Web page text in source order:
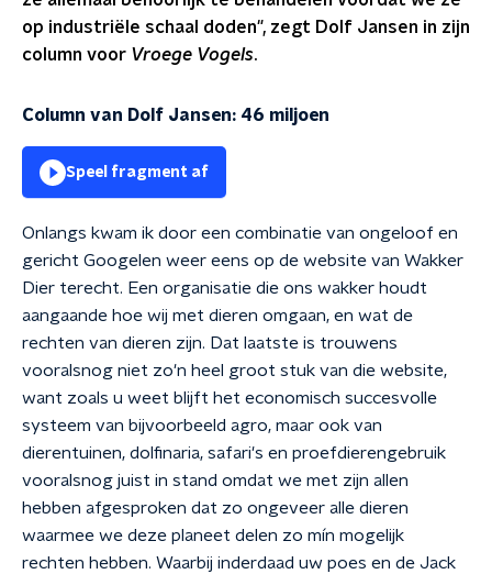
op industriële schaal doden", zegt Dolf Jansen in zijn
column voor Vroege Vogels.
Column van Dolf Jansen: 46 miljoen
Speel fragment af
Onlangs kwam ik door een combinatie van ongeloof en
gericht Googelen weer eens op de website van Wakker
Dier terecht. Een organisatie die ons wakker houdt
aangaande hoe wij met dieren omgaan, en wat de
rechten van dieren zijn. Dat laatste is trouwens
vooralsnog niet zo'n heel groot stuk van die website,
want zoals u weet blijft het economisch succesvolle
systeem van bijvoorbeeld agro, maar ook van
dierentuinen, dolfinaria, safari's en proefdierengebruik
vooralsnog juist in stand omdat we met zijn allen
hebben afgesproken dat zo ongeveer alle dieren
waarmee we deze planeet delen zo mín mogelijk
rechten hebben. Waarbij inderdaad uw poes en de Jack